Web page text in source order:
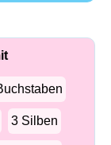
3 Silben